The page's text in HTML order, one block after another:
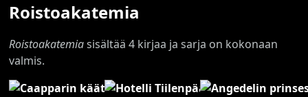
Roistoakatemia
Roistoakatemiasisältää 4 kirjaa ja sarja on kokonaan
valmis.